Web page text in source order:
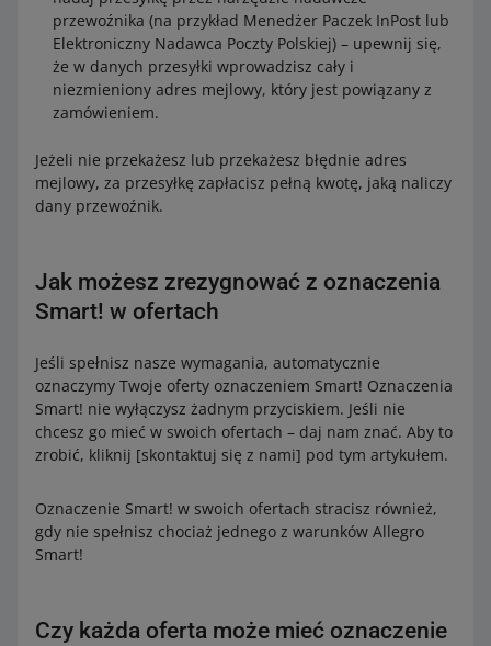
Zobacz przykład
Wartość zamówienia przed zwrotem wyniosła 50 zł, a
opłata za przesyłkę Smart! – 1,99 zł.
Kupujący zwrócił Ci produkty o wartości 25 zł. Wartość
opłaty za przesyłkę Smart!, bo to kwota poniżej
najniższego progu.
Zwrócimy Ci pełną kwotę 1,99 zł.
Wartość zamówienia przed zwrotem wyniosła 50 zł, a
opłata za przesyłkę Smart! – 1,99 zł.
zamówienia po zwrocie wynosi więc 40 zł, a opłata za
przesyłkę Smart! – 0,99 zł.
Zwrócimy Ci różnicę wynoszącą 1 zł (1,99 - 0,99 zł = 1
zł).
przewoźnika (na przykład Menedżer Paczek InPost lub
Elektroniczny Nadawca Poczty Polskiej) – upewnij się,
że w danych przesyłki wprowadzisz cały i
niezmieniony adres mejlowy, który jest powiązany z
zamówieniem.
Jeżeli nie przekażesz lub przekażesz błędnie adres
mejlowy, za przesyłkę zapłacisz pełną kwotę, jaką naliczy
dany przewoźnik.
Jak możesz zrezygnować z oznaczenia
Smart! w ofertach
Jeśli spełnisz nasze wymagania, automatycznie
oznaczymy Twoje oferty oznaczeniem Smart! Oznaczenia
Smart! nie wyłączysz żadnym przyciskiem. Jeśli nie
chcesz go mieć w swoich ofertach – daj nam znać. Aby to
zrobić, kliknij [skontaktuj się z nami] pod tym artykułem.
Oznaczenie Smart! w swoich ofertach stracisz również,
gdy nie spełnisz chociaż jednego z warunków Allegro
Smart!
Czy każda oferta może mieć oznaczenie